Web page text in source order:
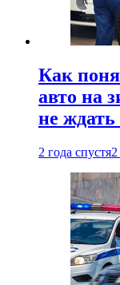
Как
авто на
не ждать
2 года спустя